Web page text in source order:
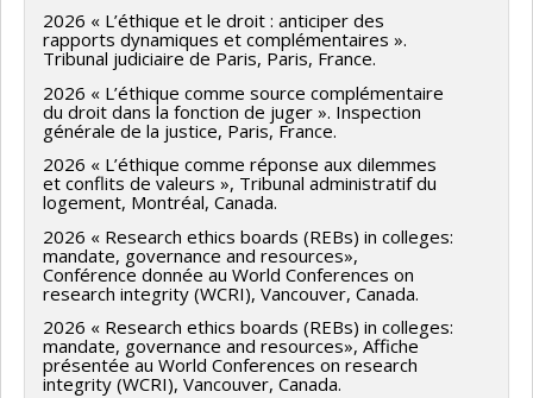
2026 « L’éthique et le droit : anticiper des
rapports dynamiques et complémentaires ».
Tribunal judiciaire de Paris, Paris, France.
2026 « L’éthique comme source complémentaire
du droit dans la fonction de juger ». Inspection
générale de la justice, Paris, France.
2026 « L’éthique comme réponse aux dilemmes
et conflits de valeurs », Tribunal administratif du
logement, Montréal, Canada.
2026 « Research ethics boards (REBs) in colleges:
mandate, governance and resources»,
Conférence donnée au World Conferences on
research integrity (WCRI), Vancouver, Canada.
2026 « Research ethics boards (REBs) in colleges:
mandate, governance and resources», Affiche
présentée au World Conferences on research
integrity (WCRI), Vancouver, Canada.